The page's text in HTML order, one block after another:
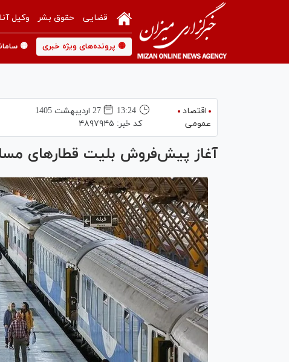
قضایی حقوق بشر وکیل
🟡 پرونده‌های ویژه خبری 🟡
اقتصاد
عمومی
13:24
27 ارديبهشت 1405
کد خبر: ۴۸۹۷۹۴۵
آغاز پیش‌فروش بلیت قطار‌های